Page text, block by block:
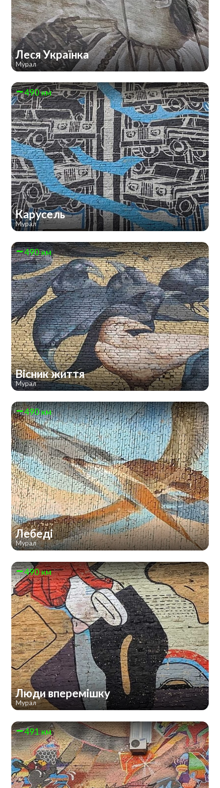
Леся Українка
Мурал
490 км
Карусель
Мурал
490 км
Вісник життя
Мурал
490 км
Лебеді
Мурал
490 км
Люди вперемішку
Мурал
491 км